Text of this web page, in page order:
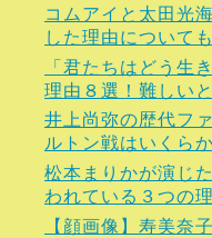
コムアイと太田光
した理由について
「君たちはどう生
理由８選！難しい
井上尚弥の歴代フ
ルトン戦はいくら
松本まりかが演じ
われている３つの
【顔画像】寿美奈